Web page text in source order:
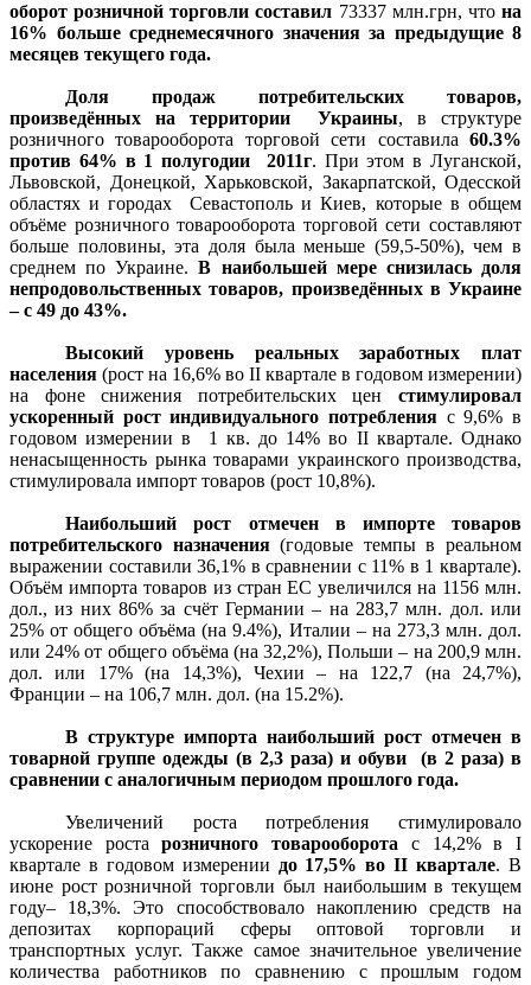
оборот розничной торговли составил 73337 млн.грн, чтона
16% больше среднемесячного значения за предыдущие 8
месяцев текущего года.
Доля продаж потребительских товаров,
произведённых на территории Украины, в структуре
розничного товарооборота торговой сети составила 60.3%
против 64% в 1 полугодии 2011г. При этом в Луганской,
Львовской, Донецкой, Харьковской, Закарпатской, Одесской
областях и городах Севастополь и Киев, которые в общем
объёме розничного товарооборота торговой сети составляют
больше половины, эта доля была меньше (59,5-50%), чем в
среднем по Украине.В наибольшей мере снизилась доля
непродовольственных товаров, произведённых в Украине
– с 49 до 43%.
Высокий уровень реальных заработных плат
населения (рост на 16,6% во ІІ квартале в годовом измерении)
на фоне снижения потребительских цен стимулировал
ускоренный рост индивидуального потребления с 9,6% в
годовом измерении в 1 кв. до 14% во ІІ квартале. Однако
ненасыщенность рынка товарами украинского производства,
стимулировала импорт товаров (рост 10,8%).
Наибольший рост отмечен в импорте товаров
потребительского назначения(годовые темпы в реальном
выражении составили 36,1% в сравнении с 11% в 1 квартале).
Объём импорта товаров из стран ЕС увеличился на 1156 млн.
дол., из них 86% за счёт Германии – на 283,7 млн. дол. или
25% от общего объёма (на 9.4%), Италии – на 273,3 млн. дол.
или 24% от общего объёма (на 32,2%), Польши – на 200,9 млн.
дол. или 17% (на 14,3%), Чехии – на 122,7 (на 24,7%),
Франции – на 106,7 млн. дол. (на 15.2%).
В структуре импорта наибольший рост отмечен в
товарной группе одежды (в 2,3 раза) и обуви (в 2 раза) в
сравнении с аналогичным периодом прошлого года.
Увеличений роста потребления стимулировало
ускорение ростарозничного товарооборота с 14,2% в І
квартале в годовом измерении до 17,5% во ІІ квартале. В
июне рост розничной торговли был наибольшим в текущем
году– 18,3%. Это способствовало накоплению средств на
депозитах корпораций сферы оптовой торговли и
транспортных услуг. Также самое значительное увеличение
количества работников по сравнению с прошлым годом